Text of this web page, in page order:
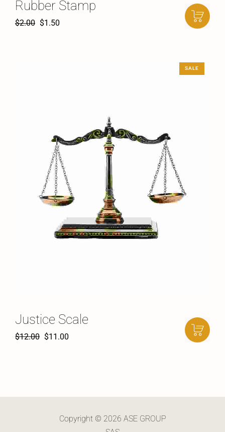
Rubber Stamp
$2.00 $1.50
SALE
Justice Scale
$12.00 $11.00
Copyright © 2026 ASE GROUP